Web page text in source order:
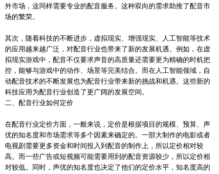
外市场，这同样需要专业的配音服务。这种双向的需求助推了配音市
场的繁荣。
其次，随着科技的不断进步，虚拟现实、增强现实、人工智能等技术
的应用越来越广泛，对配音行业也带来了新的发展机遇。例如，在虚
拟现实游戏中，配音不仅要求声音的高质量还需要更为精确的时机把
控，能够与游戏中的动作、场景等完美结合。而在人工智能领域，自
动配音技术的不断发展也为配音行业带来新的挑战和机遇。这些新的
科技应用为配音行业创造了更广阔的发展空间。
二、配音行业如何定价
在配音行业定价方面，一般来说，定价是根据项目的规模、预算、声
优的知名度和市场需求等多个因素来确定的。一部大制作的电影或者
电视剧需要更多资金和时间投入到配音的制作上，所以定价相对较
高。而一些广告或短视频可能需要用到的配音资源较少，所以定价相
对较低。同时，声优的知名度也决定了他们的定价水平，知名度高的